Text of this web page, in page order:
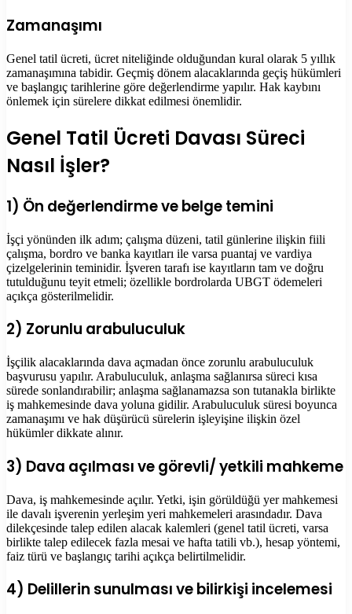
Zamanaşımı
Genel tatil ücreti, ücret niteliğinde olduğundan kural olarak 5 yıllık
zamanaşımına tabidir. Geçmiş dönem alacaklarında geçiş hükümleri
ve başlangıç tarihlerine göre değerlendirme yapılır. Hak kaybını
önlemek için sürelere dikkat edilmesi önemlidir.
Genel Tatil Ücreti Davası Süreci
Nasıl İşler?
1) Ön değerlendirme ve belge temini
İşçi yönünden ilk adım; çalışma düzeni, tatil günlerine ilişkin fiili
çalışma, bordro ve banka kayıtları ile varsa puantaj ve vardiya
çizelgelerinin teminidir. İşveren tarafı ise kayıtların tam ve doğru
tutulduğunu teyit etmeli; özellikle bordrolarda UBGT ödemeleri
açıkça gösterilmelidir.
2) Zorunlu arabuluculuk
İşçilik alacaklarında dava açmadan önce zorunlu arabuluculuk
başvurusu yapılır. Arabuluculuk, anlaşma sağlanırsa süreci kısa
sürede sonlandırabilir; anlaşma sağlanamazsa son tutanakla birlikte
iş mahkemesinde dava yoluna gidilir. Arabuluculuk süresi boyunca
zamanaşımı ve hak düşürücü sürelerin işleyişine ilişkin özel
hükümler dikkate alınır.
3) Dava açılması ve görevli/ yetkili mahkeme
Dava, iş mahkemesinde açılır. Yetki, işin görüldüğü yer mahkemesi
ile davalı işverenin yerleşim yeri mahkemeleri arasındadır. Dava
dilekçesinde talep edilen alacak kalemleri (genel tatil ücreti, varsa
birlikte talep edilecek fazla mesai ve hafta tatili vb.), hesap yöntemi,
faiz türü ve başlangıç tarihi açıkça belirtilmelidir.
4) Delillerin sunulması ve bilirkişi incelemesi